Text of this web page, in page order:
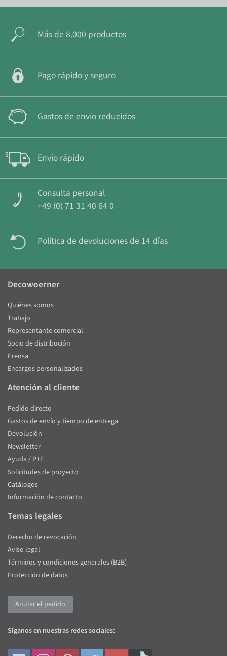
Más de 8.000 productos
Pago rápido y seguro
Gastos de envío reducidos
Envío rápido
Consulta personal
+49 (0) 71 31 40 64 0
Política de devoluciones de 14 días
Decowoerner
Quiénes somos
Trabajo
Representante comercial
Socio de distribución
Prensa
Encargos personalizados
Atención al cliente
Pedido directo
Gastos de envío y tiempo de entrega
Devolución
Newsletter
Ayuda / P+F
Solicitudes de proyecto
Catálogos
Información de contacto
Temas legales
Derecho de revocación
Aviso legal
Términos y condiciones generales (B2B)
Protección de datos
Anular el pedido
Síganos en nuestras redes sociales: